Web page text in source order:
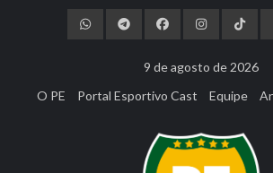
9 de agosto de 2026
O PE
Portal Esportivo Cast Equipe